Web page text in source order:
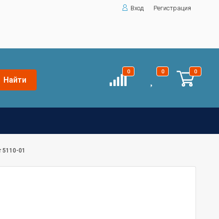
Вход Регистрация
Найти
0 0 0
5110-01